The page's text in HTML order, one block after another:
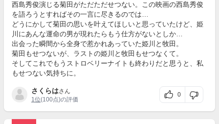
西島秀俊演じる菊田がただただせつない。この映画の西島秀俊
を語ろうとすればその一言に尽きるのでは…
どうにかして菊田の思いを叶えてほしいと思っていたけど、姫
川にあんな運命の男が現れたらもう仕方がないとしか…
出会った瞬間から全身で惹かれあっていた姫川と牧田。
菊田もせつないが、ラストの姫川と牧田もせつなくて。
そしてこれでもうストロベリーナイトも終わりだと思うと、私
もせつない気持ちに。
さくらはさん
1位(100点)の評価
0